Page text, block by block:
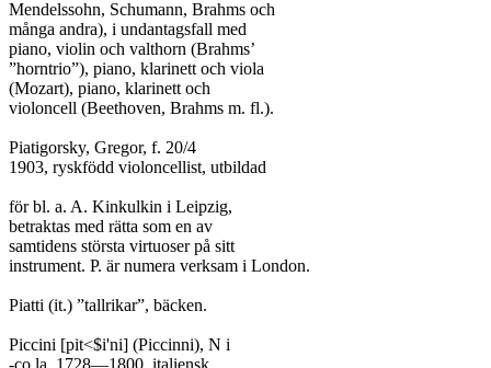
Mendelssohn, Schumann, Brahms och
många andra), i undantagsfall med
piano, violin och valthorn (Brahms’
”horntrio”), piano, klarinett och viola
(Mozart), piano, klarinett och
violoncell (Beethoven, Brahms m. fl.).
Piatigorsky, Gregor, f. 20/4
1903, ryskfödd violoncellist, utbildad
för bl. a. A. Kinkulkin i Leipzig,
betraktas med rätta som en av
samtidens största virtuoser på sitt
instrument. P. är numera verksam i London.
Piatti (it.) ”tallrikar”, bäcken.
Piccini [pit<$i'ni] (Piccinni), N i
-co la, 1728—1800, italiensk